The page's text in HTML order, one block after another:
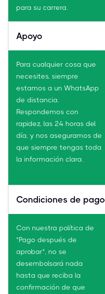
para su carrera.
Apoyo
Para cualquier cosa que
necesites, siempre
estamos a un WhatsApp
de distancia.
Respondemos con
rapidez, las 24 horas del
día, y nos aseguramos de
que siempre tengas toda
la información clara.
Condiciones de pago
Con nuestra política de
"Pago después de
aprobar", no se
desembolsará nada
hasta que reciba la
confirmación de que